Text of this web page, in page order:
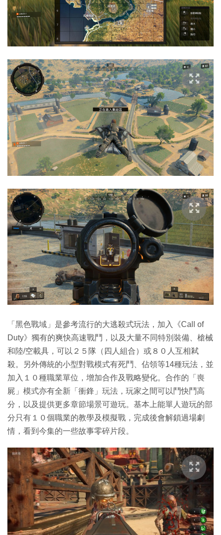
「黑色戰域」是參考流行的大逃殺式玩法，加入《Call of
Duty》獨有的爽快高速戰鬥，以及大量不同特別裝備、槍械
和陸/空載具，可以２５隊（四人組合）或８０人互相弒
殺。另外傳統的小型對戰模式有死鬥、佔領等14種玩法，並
加入１０種職業單位，增加合作及戰略變化。合作的「喪
屍」模式亦有全新「衝鋒」玩法，玩家之間可以鬥快鬥高
分，以及提供更多章節場景可遊玩。基本上能單人遊玩的部
分只有１０個職業的教學及模擬戰，完成後會解鎖過場劇
情，看到今集的一些故事零碎片段。